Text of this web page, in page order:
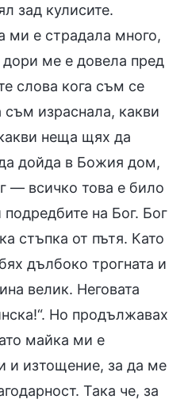
зад кулисите.
ми е страдала много,
дори ме е довела пред
слова кога съм се
съм израснала, какви
неща щях да
дойда в Божия дом,
— всичко това е било
на Бог. Бог
стъпка от пътя. Като
дълбоко трогната и
велик. Неговата
Но продължавах
майка ми е
и изтощение, за да ме
Така че, за